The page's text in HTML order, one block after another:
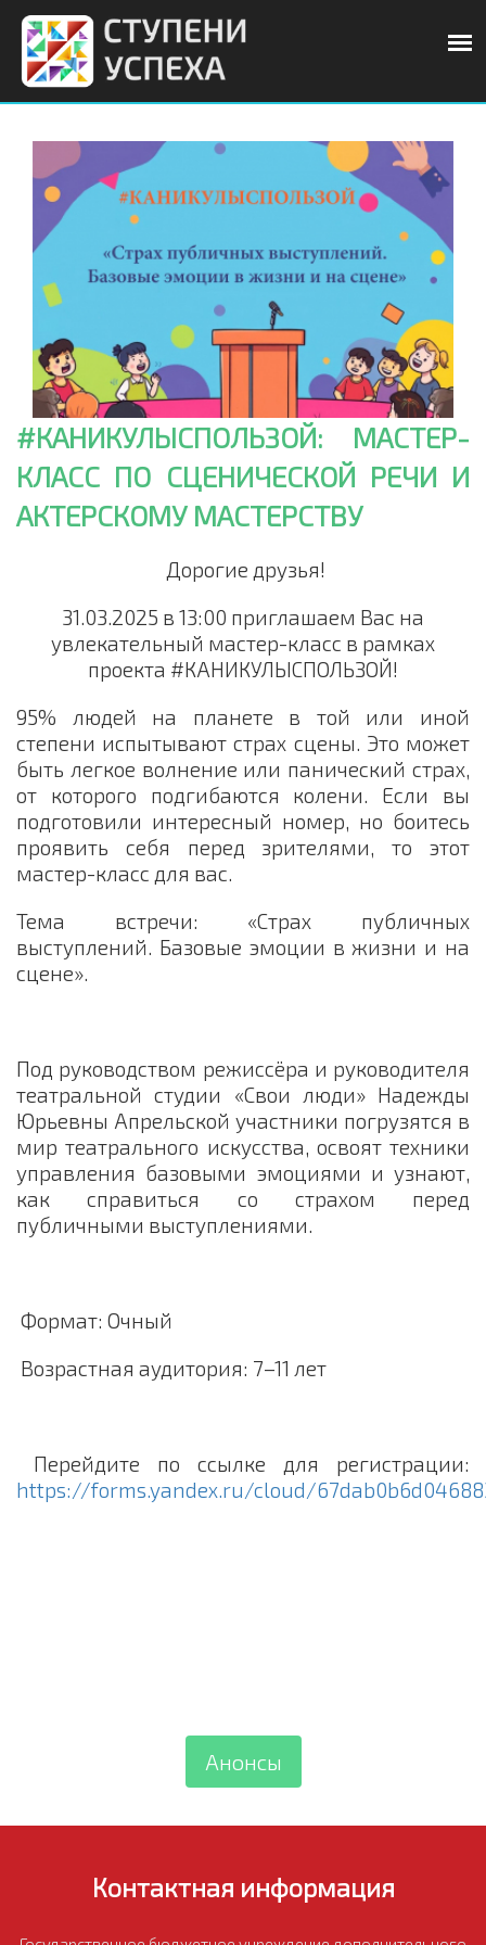
#КАНИКУЛЫСПОЛЬЗОЙ: МАСТЕР-
КЛАСС ПО СЦЕНИЧЕСКОЙ РЕЧИ И
АКТЕРСКОМУ МАСТЕРСТВУ
Дорогие друзья!
31.03.2025 в 13:00 приглашаем Вас на
увлекательный мастер-класс в рамках
проекта #КАНИКУЛЫСПОЛЬЗОЙ!
95% людей на планете в той или иной
степени испытывают страх сцены. Это может
быть легкое волнение или панический страх,
от которого подгибаются колени. Если вы
подготовили интересный номер, но боитесь
проявить себя перед зрителями, то этот
мастер-класс для вас.
Тема встречи: «Страх публичных
выступлений. Базовые эмоции в жизни и на
сцене».
Под руководством режиссёра и руководителя
театральной студии «Свои люди» Надежды
Юрьевны Апрельской участники погрузятся в
мир театрального искусства, освоят техники
управления базовыми эмоциями и узнают,
как справиться со страхом перед
публичными выступлениями.
Формат: Очный
Возрастная аудитория: 7–11 лет
Перейдите по ссылке для регистрации:
https://forms.yandex.ru/cloud/
Анонсы
Контактная информация